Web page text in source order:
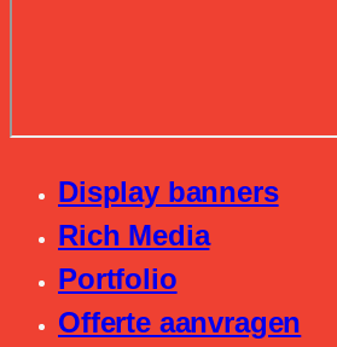
Display banners
Rich Media
Portfolio
Offerte aanvragen